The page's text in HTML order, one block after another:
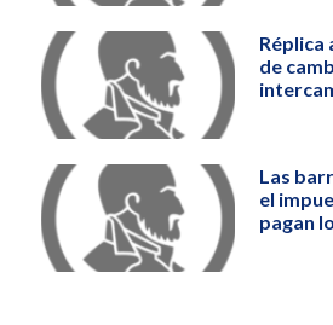
Réplica
de
Las
el
pagan